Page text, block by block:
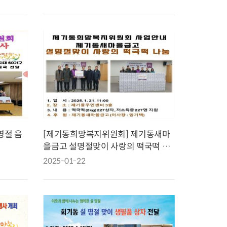
폰 안내
건설공사알림
역세권 활성화사업
장안동 일대 종합발전계획 수
립
서울도시공간포털
지역주택조합사업
절 음
[제기동희망복지위원회] 제기동새마
을금고 설명절맞이 사랑의 떡국떡 후
원
2025-01-22